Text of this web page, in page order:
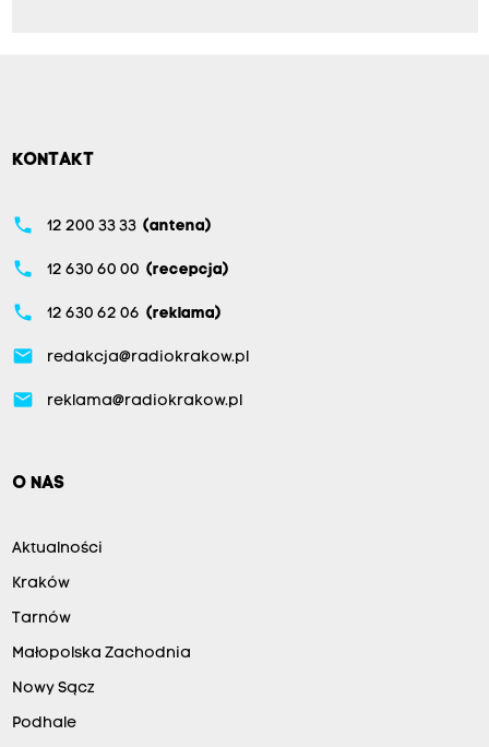
KONTAKT
phone 12 200 33 33 (antena)
phone 12 630 60 00 (recepcja)
phone 12 630 62 06 (reklama)
email redakcja@radiokrakow.pl
email reklama@radiokrakow.pl
O NAS
Aktualności
Kraków
Tarnów
Małopolska Zachodnia
Nowy Sącz
Podhale